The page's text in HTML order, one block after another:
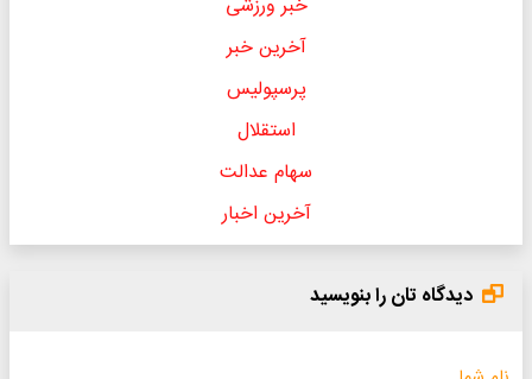
خبر ورزشی
آخرین خبر
پرسپولیس
استقلال
سهام عدالت
آخرین اخبار
دیدگاه تان را بنویسید